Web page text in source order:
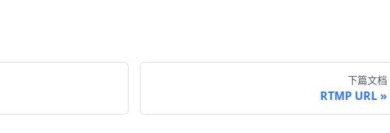
下篇文档
RTMP URL